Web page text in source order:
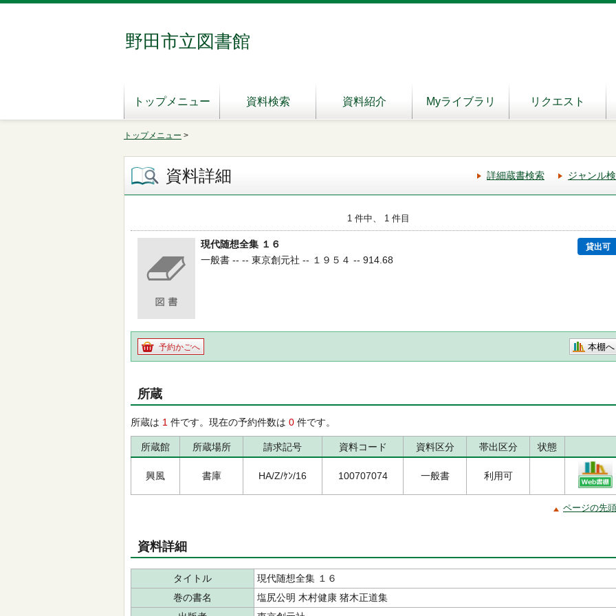
野田市立図書館
トップメニュー 資料検索 資料紹介 Myライブラリ リクエスト
トップメニュー >
資料詳細 詳細蔵書検索 ジャンル
1 件中、 1 件目
現代随想全集 １６ 貸出可
一般書 -- -- 東京創元社 -- １９５４ -- 914.68
予約かごへ 本棚へ
所蔵
所蔵は 1 件です。現在の予約件数は 0 件です。
所蔵館 所蔵場所 請求記号 資料コード 資料区分 帯出区分 状態
興風 書庫 HA/Z/ｹﾝ/16 100707074 一般書 利用可
ページの先
資料詳細
タイトル
現代随想全集 １６
巻の書名
塩尻公明 木村健康 猪木正道集